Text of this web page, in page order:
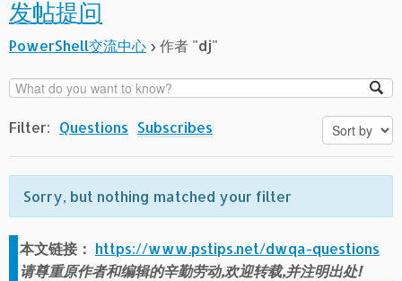
发帖提问
PowerShell交流中心 › 作者 "dj"
Filter: Questions Subscribes
Sorry, but nothing matched your filter
本文链接： https://www.pstips.net/dwqa-questions
请尊重原作者和编辑的辛勤劳动,欢迎转载,并注明出处!